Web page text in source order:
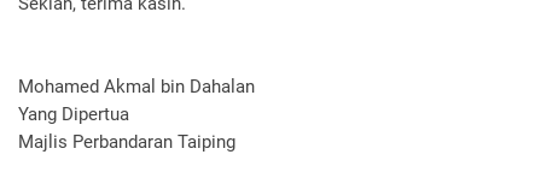
Mohamed Akmal bin Dahalan
Yang Dipertua
Majlis Perbandaran Taiping